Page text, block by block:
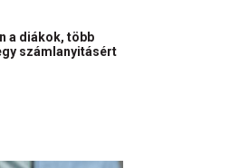
a diákok, több
számlanyitásért